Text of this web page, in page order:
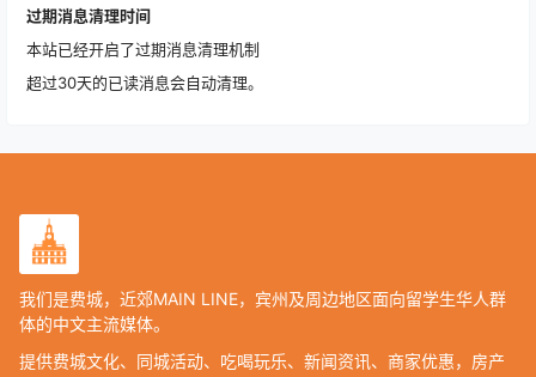
过期消息清理时间
本站已经开启了过期消息清理机制
超过30天的已读消息会自动清理。
我们是费城，近郊MAIN LINE，宾州及周边地区面向留学生华人群
体的中文主流媒体。
提供费城文化、同城活动、吃喝玩乐、新闻资讯、商家优惠，房产